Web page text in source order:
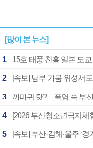
[많이 본 뉴스]
1 15호 태풍 찬홈 일본 도
2 [속보] 남부 가뭄 위성서
3 까마귀 탓?…폭염 속 부
4
5 [속보] 부산·김해·울주 ‘